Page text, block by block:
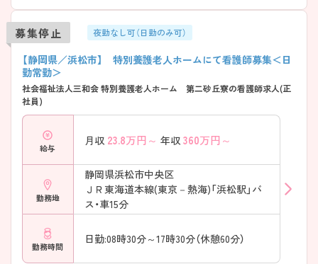
募集停止 夜勤なし可（日勤のみ可）
【静岡県／浜松市】 特別養護老人ホームにて看護師募集＜日
勤常勤＞
社会福祉法人三和会 特別養護老人ホーム 第二砂丘寮の看護師求人(正
社員)
給与
月収 23.8万円～ 年収 360万円～
勤務地
静岡県浜松市中央区
ＪＲ東海道本線(東京－熱海)「浜松駅」バ
ス・車15分
勤務時間
日勤:08時30分～17時30分（休憩60分）